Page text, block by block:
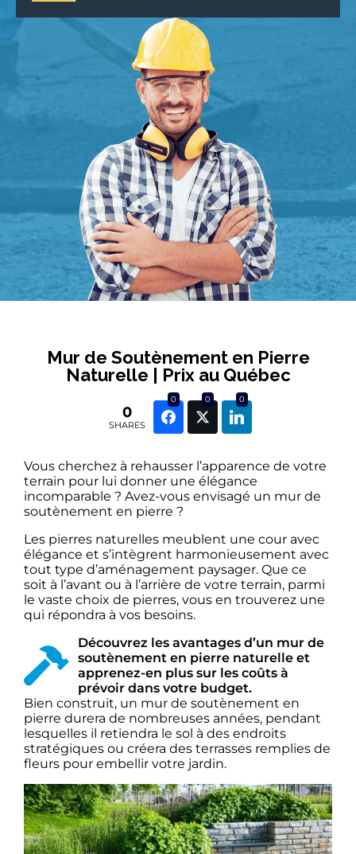
Mur de Soutènement en Pierre
Naturelle | Prix au Québec
0
SHARES
0 0 0
Vous cherchez à rehausser l’apparence de votre
terrain pour lui donner une élégance
incomparable ? Avez-vous envisagé un mur de
soutènement en pierre ?
Les pierres naturelles meublent une cour avec
élégance et s’intègrent harmonieusement avec
tout type d’aménagement paysager. Que ce
soit à l’avant ou à l’arrière de votre terrain, parmi
le vaste choix de pierres, vous en trouverez une
qui répondra à vos besoins.
Découvrez les avantages d’un mur de
soutènement en pierre naturelle et
apprenez-en plus sur les coûts à
prévoir dans votre budget.
Bien construit, un mur de soutènement en
pierre durera de nombreuses années, pendant
lesquelles il retiendra le sol à des endroits
stratégiques ou créera des terrasses remplies de
fleurs pour embellir votre jardin.